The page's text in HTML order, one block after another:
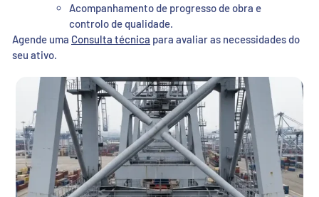
Acompanhamento de progresso de obra e
controlo de qualidade.
Agende uma Consulta técnica para avaliar as necessidades do
seu ativo.